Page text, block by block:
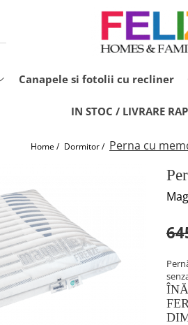
Canapele si fotolii cu recliner
IN STOC / LIVRARE
Home / Dormitor / Perna cu